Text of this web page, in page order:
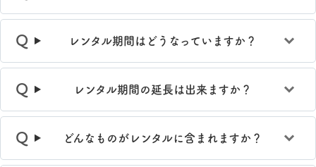
レンタル期間はどうなっていますか？
レンタル期間の延長は出来ますか？
どんなものがレンタルに含まれますか？